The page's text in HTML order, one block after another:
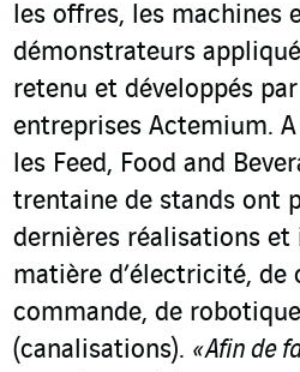
les offres, les machines
démonstrateurs
retenu et développés
entreprises Actemium.
les Feed, Food and
trentaine de stands ont
dernières réalisations et
matière d’électricité, de
commande, de
(canalisations). « Afin de